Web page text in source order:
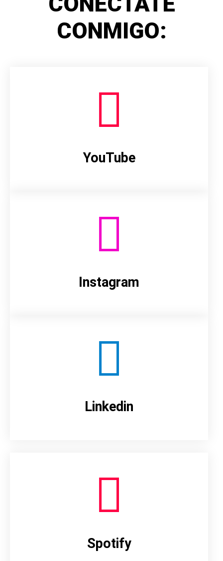
CONMIGO:
YouTube
Instagram
Linkedin
Spotify